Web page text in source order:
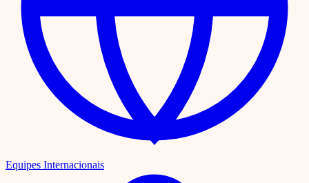
Equipes Internacionais